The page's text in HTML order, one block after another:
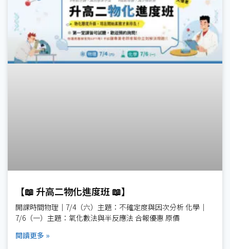
【📖 升高二物化進度班 📖】
開課時間物理｜7/4（六）主題：不確定度與因次分析 化學｜
7/6（一）主題：氧化數法與半反應法 合報優惠 原價
閱讀更多 »